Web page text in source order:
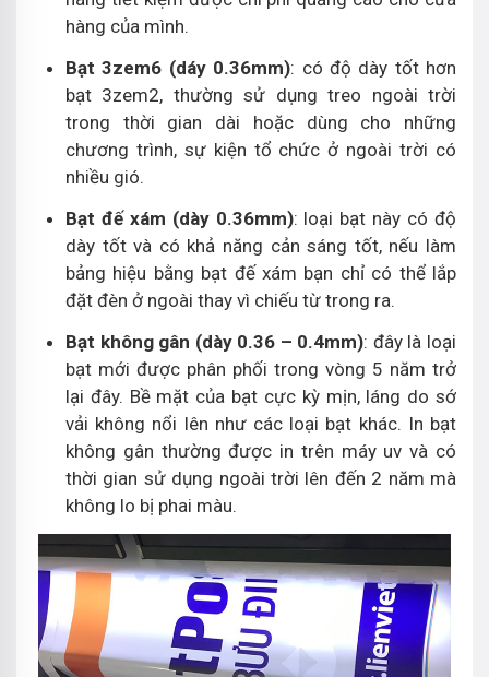
hàng của mình.
Bạt 3zem6 (dáy 0.36mm): có độ dày tốt hơn
bạt 3zem2, thường sử dụng treo ngoài trời
trong thời gian dài hoặc dùng cho những
chương trình, sự kiện tổ chức ở ngoài trời có
nhiều gió.
Bạt đế xám (dày 0.36mm): loại bạt này có độ
dày tốt và có khả năng cản sáng tốt, nếu làm
bảng hiệu bằng bạt đế xám bạn chỉ có thể lắp
đặt đèn ở ngoài thay vì chiếu từ trong ra.
Bạt không gân (dày 0.36 – 0.4mm): đây là loại
bạt mới được phân phối trong vòng 5 năm trở
lại đây. Bề mặt của bạt cực kỳ mịn, láng do sớ
vải không nổi lên như các loại bạt khác. In bạt
không gân thường được in trên máy uv và có
thời gian sử dụng ngoài trời lên đến 2 năm mà
không lo bị phai màu.